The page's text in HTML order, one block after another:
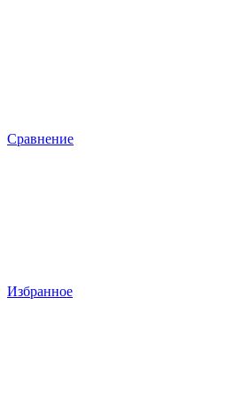
Сравнение
Избранное